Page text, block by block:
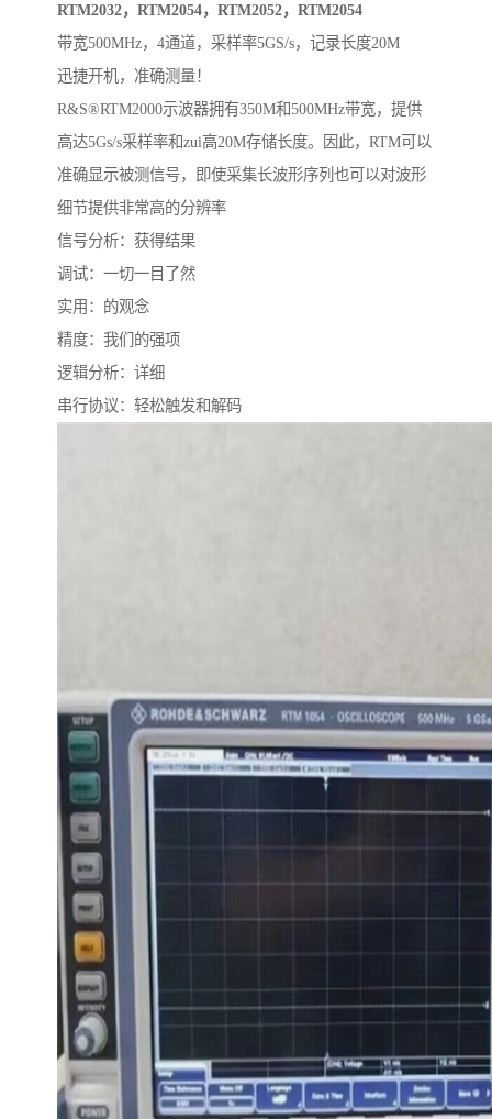
RTM2032，RTM2054，RTM2052，RTM2054
带宽500MHz，4通道，采样率5GS/s，记录长度20M
迅捷开机，准确测量！
R&S®RTM2000示波器拥有350M和500MHz带宽，提供
高达5Gs/s采样率和zui高20M存储长度。因此，RTM可以
准确显示被测信号，即使采集长波形序列也可以对波形
细节提供非常高的分辨率
信号分析：获得结果
调试：一切一目了然
实用：的观念
精度：我们的强项
逻辑分析：详细
串行协议：轻松触发和解码